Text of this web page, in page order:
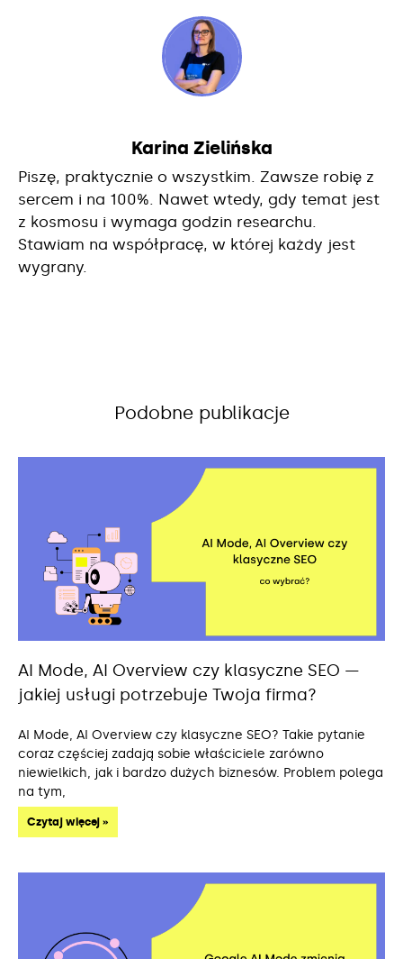
Karina Zielińska
Piszę, praktycznie o wszystkim. Zawsze robię z
sercem i na 100%. Nawet wtedy, gdy temat jest
z kosmosu i wymaga godzin researchu.
Stawiam na współpracę, w której każdy jest
wygrany.
Podobne publikacje
AI Mode, AI Overview czy klasyczne SEO —
jakiej usługi potrzebuje Twoja firma?
AI Mode, AI Overview czy klasyczne SEO? Takie pytanie
coraz częściej zadają sobie właściciele zarówno
niewielkich, jak i bardzo dużych biznesów. Problem polega
na tym,
Czytaj więcej »